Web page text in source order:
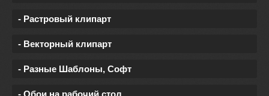
- Растровый клипарт
- Векторный клипарт
- Разные Шаблоны, Софт